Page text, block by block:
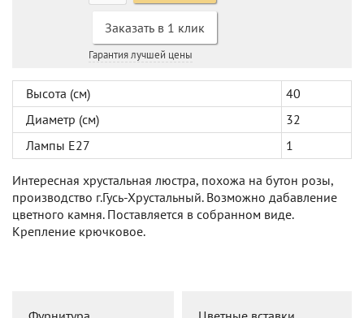
Заказать в 1 клик
Гарантия лучшей цены
Высота (см)
40
Диаметр (см)
32
Лампы Е27
1
Интересная хрустальная люстра, похожа на бутон розы,
производство г.Гусь-Хрустальный. Возможно дабавление
цветного камня. Поставляется в собранном виде.
Крепление крючковое.